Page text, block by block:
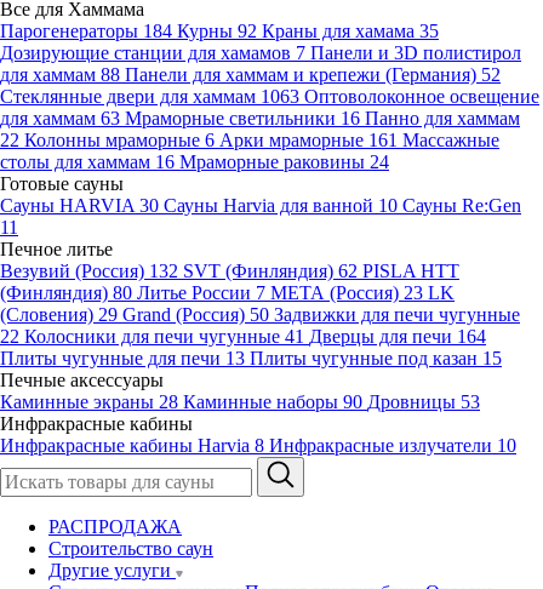
Все для Хаммама
Парогенераторы 184 Курны 92 Краны для хамама 35
Дозирующие станции для хамамов 7 Панели и 3D полистирол
для хаммам 88 Панели для хаммам и крепежи (Германия) 52
Стеклянные двери для хаммам 1063 Оптоволоконное освещение
для хаммам 63 Мраморные светильники 16 Панно для хаммам
22 Колонны мраморные 6 Арки мраморные 161 Массажные
столы для хаммам 16 Мраморные раковины 24
Готовые сауны
Сауны HARVIA 30 Сауны Harvia для ванной 10 Сауны Re:Gen
11
Печное литье
Везувий (Россия) 132 SVT (Финляндия) 62 PISLA HTT
(Финляндия) 80 Литье России 7 МЕТА (Россия) 23 LK
(Словения) 29 Grand (Россия) 50 Задвижки для печи чугунные
22 Колосники для печи чугунные 41 Дверцы для печи 164
Плиты чугунные для печи 13 Плиты чугунные под казан 15
Печные аксессуары
Каминные экраны 28 Каминные наборы 90 Дровницы 53
Инфракрасные кабины
Инфракрасные кабины Harvia 8 Инфракрасные излучатели 10
РАСПРОДАЖА
Строительство саун
Другие услуги